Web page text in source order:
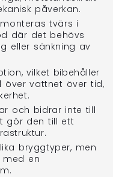
påverkan.
tvärs i
där det behövs
eller sänkning av
vilket bibehåller
över vattnet över tid,
och bidrar inte till
gör den till ett
bryggtyper, men
med en